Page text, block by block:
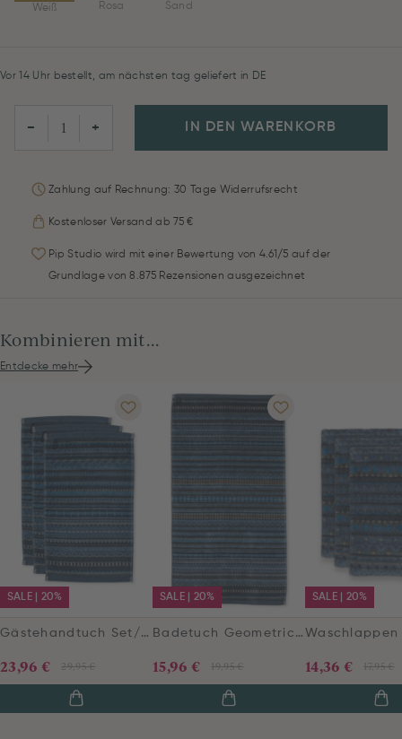
Weiß Rosa Sand
Vor 14 Uhr bestellt, am nächsten tag geliefert in DE
− + IN DEN WARENKORB
Zahlung auf Rechnung: 30 Tage Widerrufsrecht
Kostenloser Versand ab 75 €
Pip Studio wird mit einer Bewertung von 4.61/5 auf der
Grundlage von 8.875 Rezensionen ausgezeichnet
Kombinieren mit...
Entdecke mehr
SALE | 20%
Gästehandtuch Set/3 Geometric Print Dunkelblau 30x50cm
29,95 €
23,96 €
SALE | 20%
Badetuch Geometric Print Dunkelblau 55x100cm
19,95 €
15,96 €
SALE | 20%
17,95 €
14,36 €